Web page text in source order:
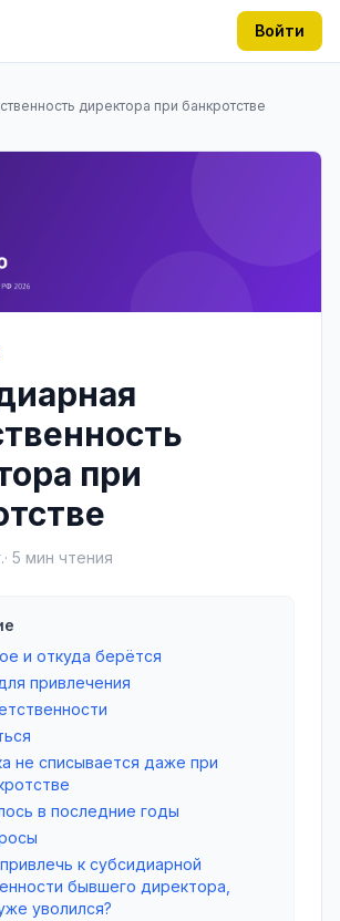
Войти
директора при банкротстве
при
· 5 мин чтения
и откуда берётся
привлечения
не списывается даже при
в последние годы
к субсидиарной
бывшего директора,
уволился?